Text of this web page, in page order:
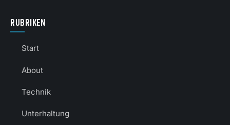
RUBRIKEN
Start
About
Technik
Unterhaltung